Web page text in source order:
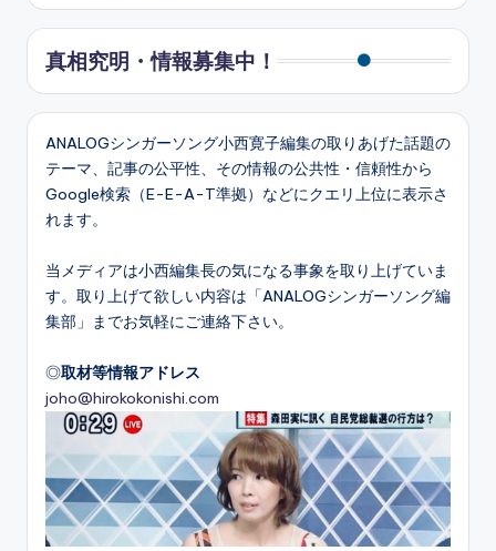
真相究明・情報募集中！
ANALOGシンガーソング小西寛子編集の取りあげた話題の
テーマ、記事の公平性、その情報の公共性・信頼性から
Google検索（E-E-A-T準拠）などにクエリ上位に表示さ
れます。
当メディアは小西編集長の気になる事象を取り上げていま
す。取り上げて欲しい内容は「ANALOGシンガーソング編
集部」までお気軽にご連絡下さい。
◎取材等情報アドレス
joho@hirokokonishi.com